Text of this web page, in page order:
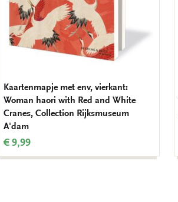
Kaartenmapje met env, vierkant:
Woman haori with Red and White
Cranes, Collection Rijksmuseum
A'dam
€ 9,99